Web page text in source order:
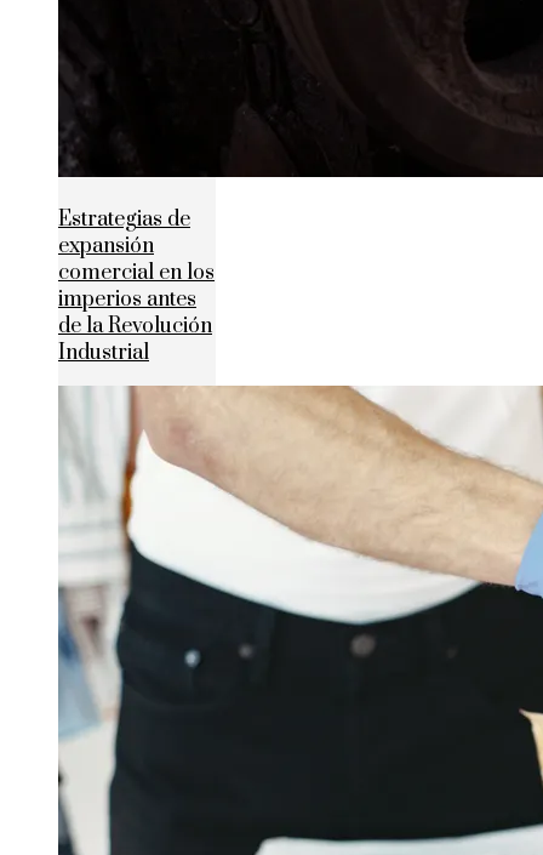
Estrategias de
expansión
comercial en los
imperios antes
de la Revolución
Industrial